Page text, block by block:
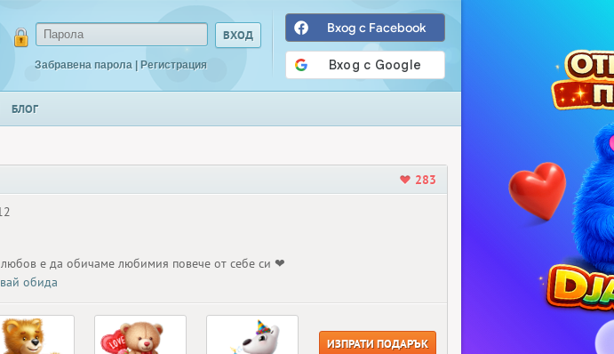
Забравена парола | Регистрация
Вход с Facebook
БЛОГ
283
любов е да обичаме любимия повече от себе си ❤
обида
ИЗПРАТИ ПОДАРЪК